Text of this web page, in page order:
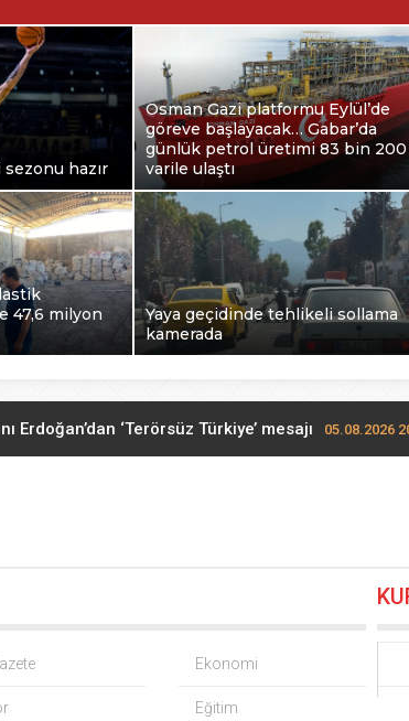
hazır
Osman Gazi platformu Eylül’de
göreve başlayacak… Gabar’da
günlük petrol üretimi 83 bin 200
varile ulaştı
47,6 milyon
Yaya geçidinde tehlikeli sollama
kamerada
Erdoğan’dan ‘Terörsüz Türkiye’ mesajı 05.08.2026
göndermeli paylaşım: Vatan hainliğine devam
denetimi… 23 tesise 47,6 milyon TL ceza!
tehlikeli sollama kamerada
Ekonomi
Eğitim